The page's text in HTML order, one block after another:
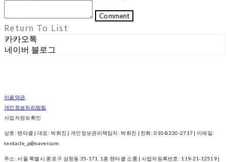
Comment
Return To List
카카오톡
네이버 블로그
이용약관
개인정보처리방침
사업자정보확인
상호: 텐타클 | 대표: 박희진 | 개인정보관리책임자: 박희진 | 전화: 010-8230-2717 | 이메일:
tentacle_p@naver.com
주소: 서울 특별시 종로구 삼청동 35-171, 1층 텐타클 쇼룸 | 사업자등록번호: 119-21-12519 |